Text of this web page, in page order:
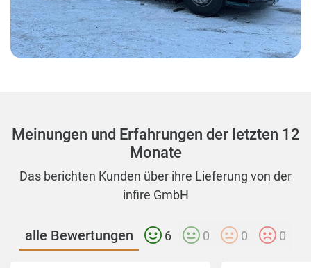
Meinungen und Erfahrungen der letzten 12
Monate
Das berichten Kunden über ihre Lieferung von der
infire GmbH
alle Bewertungen 6 0 0 0